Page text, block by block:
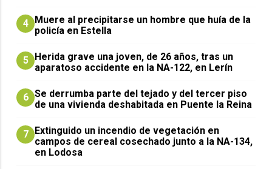
4 Muere al precipitarse un hombre que huía de la
policía en Estella
5 Herida grave una joven, de 26 años, tras un
aparatoso accidente en la NA-122, en Lerín
6 Se derrumba parte del tejado y del tercer piso
de una vivienda deshabitada en Puente la Reina
7 Extinguido un incendio de vegetación en
campos de cereal cosechado junto a la NA-134,
en Lodosa